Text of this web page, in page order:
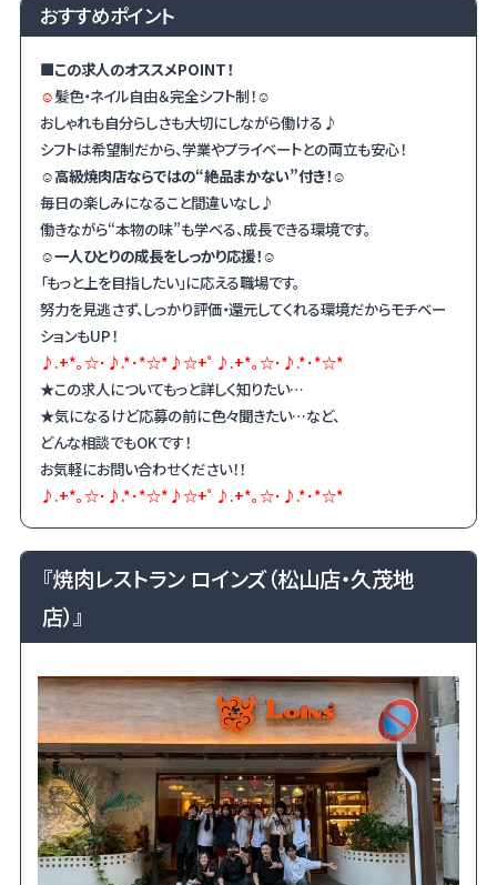
おすすめポイント
■この求人のオススメPOINT！
☺髪色・ネイル自由＆完全シフト制！☺
おしゃれも自分らしさも大切にしながら働ける♪
シフトは希望制だから、学業やプライベートとの両立も安心！
☺高級焼肉店ならではの“絶品まかない”付き！☺
毎日の楽しみになること間違いなし♪
働きながら“本物の味”も学べる、成長できる環境です。
☺一人ひとりの成長をしっかり応援！☺
「もっと上を目指したい」に応える職場です。
努力を見逃さず、しっかり評価・還元してくれる環境だからモチベー
ションもUP！
♪.+*｡☆･♪.*･*☆*♪☆+ﾟ♪.+*｡☆･♪.*･*☆*
★この求人についてもっと詳しく知りたい…
★気になるけど応募の前に色々聞きたい…など、
どんな相談でもOKです！
お気軽にお問い合わせください！！
♪.+*｡☆･♪.*･*☆*♪☆+ﾟ♪.+*｡☆･♪.*･*☆*
『焼肉レストラン ロインズ（松山店・久茂地
店）』